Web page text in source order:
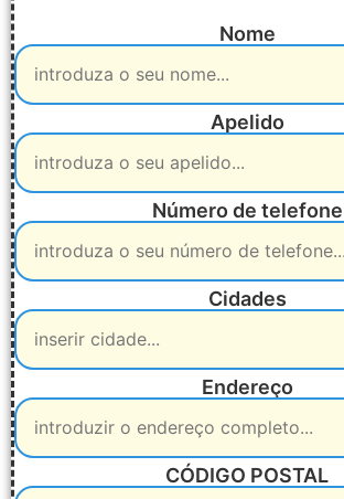
Nome
Apelido
Número de telefone
Cidades
Endereço
CÓDIGO POSTAL